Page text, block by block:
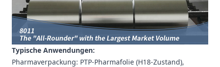
Typische Anwendungen:
Pharmaverpackung: PTP-Pharmafolie (H18-Zustand),